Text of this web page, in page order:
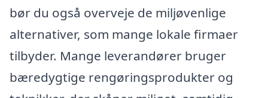
bør du også overveje de miljøvenlige
alternativer, som mange lokale firmaer
tilbyder. Mange leverandører bruger
bæredygtige rengøringsprodukter og